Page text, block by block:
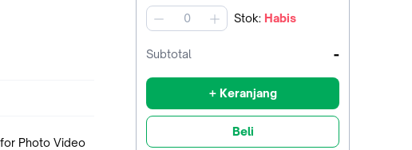
jumlah Stok: Habis
Subtotal -
+ Keranjang
Beli
Photo Video